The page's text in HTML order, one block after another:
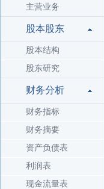
主营业务
股本股东
股本结构
股东研究
财务分析
财务指标
财务摘要
资产负债表
利润表
现金流量表